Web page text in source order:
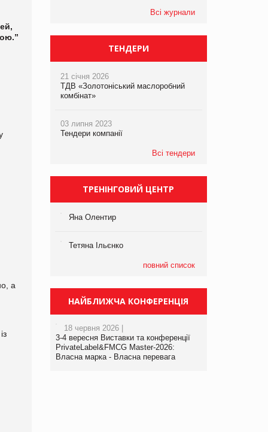
а
Всі журнали
ТЕНДЕРИ
21 січня 2026
ТДВ «Золотоніський маслоробний
комбінат»
03 липня 2023
Тендери компанії
Всі тендери
ТРЕНІНГОВИЙ ЦЕНТР
Яна Олентир
Тетяна Ільєнко
повний список
НАЙБЛИЖЧА КОНФЕРЕНЦІЯ
18 червня 2026 |
3-4 вересня Виставки та конференції
PrivateLabel&FMCG Master-2026:
Власна марка - Власна перевага